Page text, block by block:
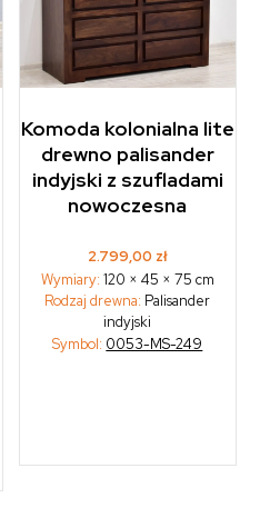
Komoda kolonialna lite
drewno palisander
indyjski z szufladami
nowoczesna
2.799,00 zł
Wymiary: 120 × 45 × 75 cm
Rodzaj drewna: Palisander
indyjski
Symbol: 0053-MS-249